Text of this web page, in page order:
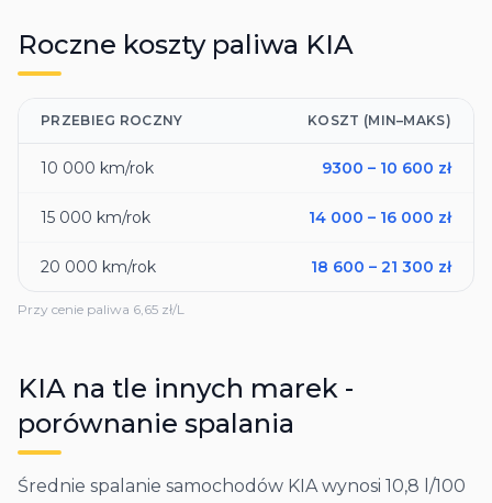
Roczne koszty paliwa KIA
PRZEBIEG ROCZNY KOSZT (MIN–MAKS)
10 000 km/rok 9300 – 10 600 zł
15 000 km/rok 14 000 – 16 000 zł
20 000 km/rok 18 600 – 21 300 zł
Przy cenie paliwa 6,65 zł/L
KIA na tle innych marek -
porównanie spalania
Średnie spalanie samochodów KIA wynosi 10,8 l/100